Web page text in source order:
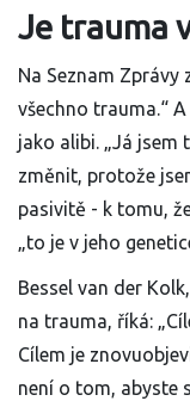
Je trauma
Na Seznam Zprávy
všechno trauma.“
jako alibi. „Já jsem
změnit, protože
pasivitě - k tomu,
„to je v jeho
Bessel van der
na trauma, říká:
Cílem je
není o tom, abyste